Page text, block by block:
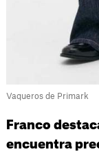
Vaqueros de Primark
Franco
encuentra